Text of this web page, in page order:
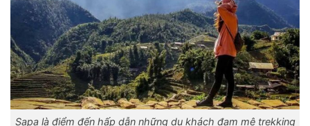
Sapa là điểm đến hấp dẫn những du khách đam mê trekking